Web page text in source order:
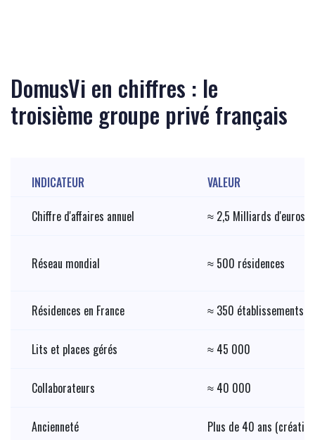
DomusVi en chiffres : le
troisième groupe privé français
INDICATEUR
VALEUR
Chiffre d'affaires annuel
≈ 2,5 Milliards d'euros
Réseau mondial ≈ 500 résidences
Résidences en France ≈ 350 établissements
Lits et places gérés ≈ 45 000
Collaborateurs ≈ 40 000
Ancienneté Plus de 40 ans